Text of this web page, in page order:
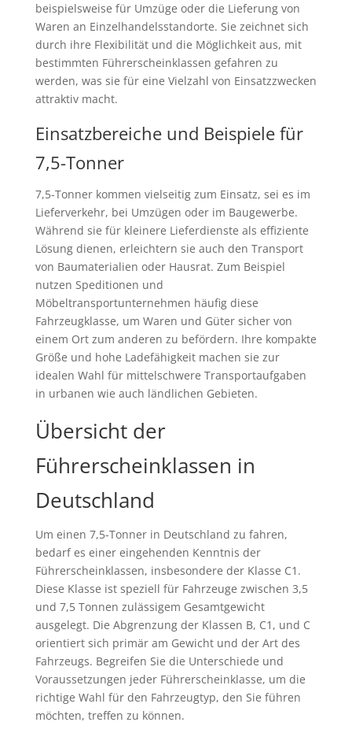
beispielsweise für Umzüge oder die Lieferung von
Waren an Einzelhandelsstandorte. Sie zeichnet sich
durch ihre Flexibilität und die Möglichkeit aus, mit
bestimmten Führerscheinklassen gefahren zu
werden, was sie für eine Vielzahl von Einsatzzwecken
attraktiv macht.
Einsatzbereiche und Beispiele für
7,5-Tonner
7,5-Tonner kommen vielseitig zum Einsatz, sei es im
Lieferverkehr, bei Umzügen oder im Baugewerbe.
Während sie für kleinere Lieferdienste als effiziente
Lösung dienen, erleichtern sie auch den Transport
von Baumaterialien oder Hausrat. Zum Beispiel
nutzen Speditionen und
Möbeltransportunternehmen häufig diese
Fahrzeugklasse, um Waren und Güter sicher von
einem Ort zum anderen zu befördern. Ihre kompakte
Größe und hohe Ladefähigkeit machen sie zur
idealen Wahl für mittelschwere Transportaufgaben
in urbanen wie auch ländlichen Gebieten.
Übersicht der
Führerscheinklassen in
Deutschland
Um einen 7,5-Tonner in Deutschland zu fahren,
bedarf es einer eingehenden Kenntnis der
Führerscheinklassen, insbesondere der Klasse C1.
Diese Klasse ist speziell für Fahrzeuge zwischen 3,5
und 7,5 Tonnen zulässigem Gesamtgewicht
ausgelegt. Die Abgrenzung der Klassen B, C1, und C
orientiert sich primär am Gewicht und der Art des
Fahrzeugs. Begreifen Sie die Unterschiede und
Voraussetzungen jeder Führerscheinklasse, um die
richtige Wahl für den Fahrzeugtyp, den Sie führen
möchten, treffen zu können.